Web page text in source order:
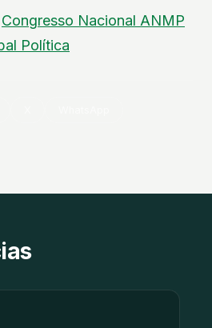
Congresso Nacional ANMP
Política